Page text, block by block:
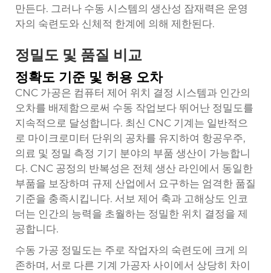
만든다. 그러나 수동 시스템의 생산성 잠재력은 운영
자의 숙련도와 신체적 한계에 의해 제한된다.
정밀도 및 품질 비교
정확도 기준 및 허용 오차
CNC 가공은 컴퓨터 제어 위치 결정 시스템과 인간의
오차를 배제함으로써 수동 작업보다 뛰어난 정밀도를
지속적으로 달성합니다. 최신 CNC 기계는 일반적으
로 마이크로미터 단위의 공차를 유지하여 항공우주,
의료 및 정밀 측정 기기 분야의 부품 생산이 가능합니
다. CNC 공정의 반복성은 전체 생산 라인에서 동일한
부품을 보장하며 규제 산업에서 요구하는 엄격한 품질
기준을 충족시킵니다. 서보 제어 축과 고해상도 인코
더는 인간의 능력을 초월하는 정밀한 위치 결정을 제
공합니다.
수동 가공 정밀도는 주로 작업자의 숙련도에 크게 의
존하며, 서로 다른 기계 가공자 사이에서 상당히 차이